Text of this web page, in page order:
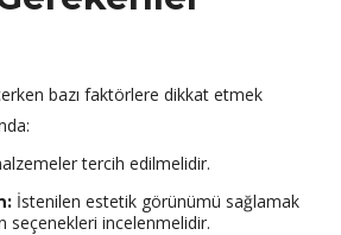
bazı faktörlere dikkat etmek
tercih edilmelidir.
İstenilen estetik görünümü sağlamak
seçenekleri incelenmelidir.